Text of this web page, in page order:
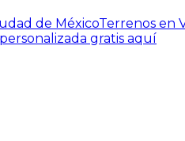
de MéxicoTerrenos en
gratis aquí